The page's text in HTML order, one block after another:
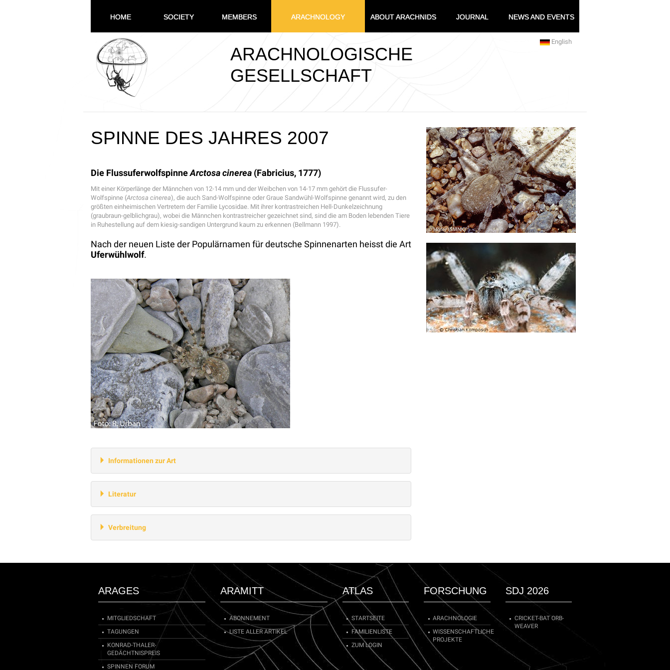
HOME SOCIETY MEMBERS ARACHNOLOGY ABOUT ARACHNIDS JOURNAL NEWS AND EVENTS
ARACHNOLOGISCHE
GESELLSCHAFT
English
SPINNE DES JAHRES 2007
Die FlussuferwolfspinneArctosa cinerea (Fabricius, 1777)
Mit einer Körperlänge der Männchen von 12-14 mm und der Weibchen von 14-17 mm gehört die Flussufer-
Wolfspinne (Arctosa cinerea), die auch Sand-Wolfspinne oder Graue Sandwühl-Wolfspinne genannt wird, zu den
größten einheimischen Vertretern der Familie Lycosidae. Mit ihrer kontrastreichen Hell-Dunkelzeichnung
(graubraun-gelblichgrau), wobei die Männchen kontrastreicher gezeichnet sind, sind die am Boden lebenden Tiere
in Ruhestellung auf dem kiesig-sandigen Untergrund kaum zu erkennen (Bellmann 1997).
Nach der neuen Liste der Populärnamen für deutsche Spinnenarten heisst die Art
Uferwühlwolf.
Informationen zur Art
Literatur
Verbreitung
ARAGES
MITGLIEDSCHAFT
TAGUNGEN
KONRAD-THALER-
GEDÄCHTNISPREIS
SPINNEN FORUM
ARAMITT
ABONNEMENT
LISTE ALLER ARTIKEL
ATLAS
STARTSEITE
FAMILIENLISTE
ZUM LOGIN
FORSCHUNG
ARACHNOLOGIE
WISSENSCHAFTLICHE
PROJEKTE
SDJ 2026
CRICKET-BAT ORB-
WEAVER